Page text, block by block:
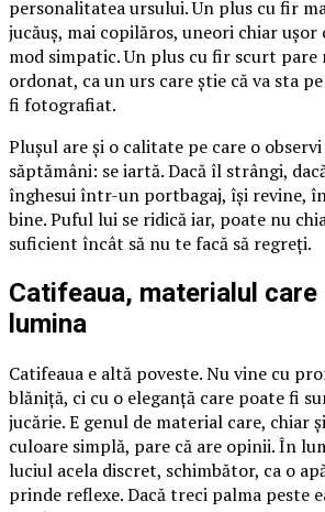
personalitatea ursului. Un plus cu fir
jucăuș, mai copilăros, uneori chiar
mod simpatic. Un plus cu fir scurt pare
ordonat, ca un urs care știe că va sta
fi fotografiat.
Plușul are și o calitate pe care o
săptămâni: se iartă. Dacă îl strângi,
înghesui într-un portbagaj, își revine,
bine. Puful lui se ridică iar, poate nu
suficient încât să nu te facă să regreți.
Catifeaua, materialul care
lumina
Catifeaua e altă poveste. Nu vine cu
blăniță, ci cu o eleganță care poate fi
jucărie. E genul de material care, chiar
culoare simplă, pare că are opinii. În
luciul acela discret, schimbător, ca o
prinde reflexe. Dacă treci palma peste